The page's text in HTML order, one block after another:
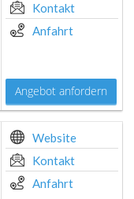
Kontakt
Anfahrt
Angebot anfordern
Website
Kontakt
Anfahrt